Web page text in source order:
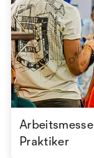
Praktiker